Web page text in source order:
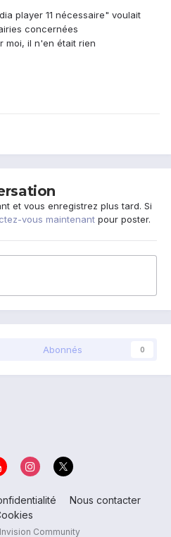
player 11 nécessaire" voulait
concernées
moi, il n'en était rien
et vous enregistrez plus tard. Si
vous maintenant pour poster.
Abonnés 0
Nous contacter
Community